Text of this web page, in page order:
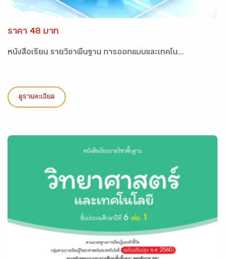
ราคา 48 บาท
หนังสือเรียน รายวิชาพื้นฐาน การออกแบบและเทคโน...
ดูรายละเอียด